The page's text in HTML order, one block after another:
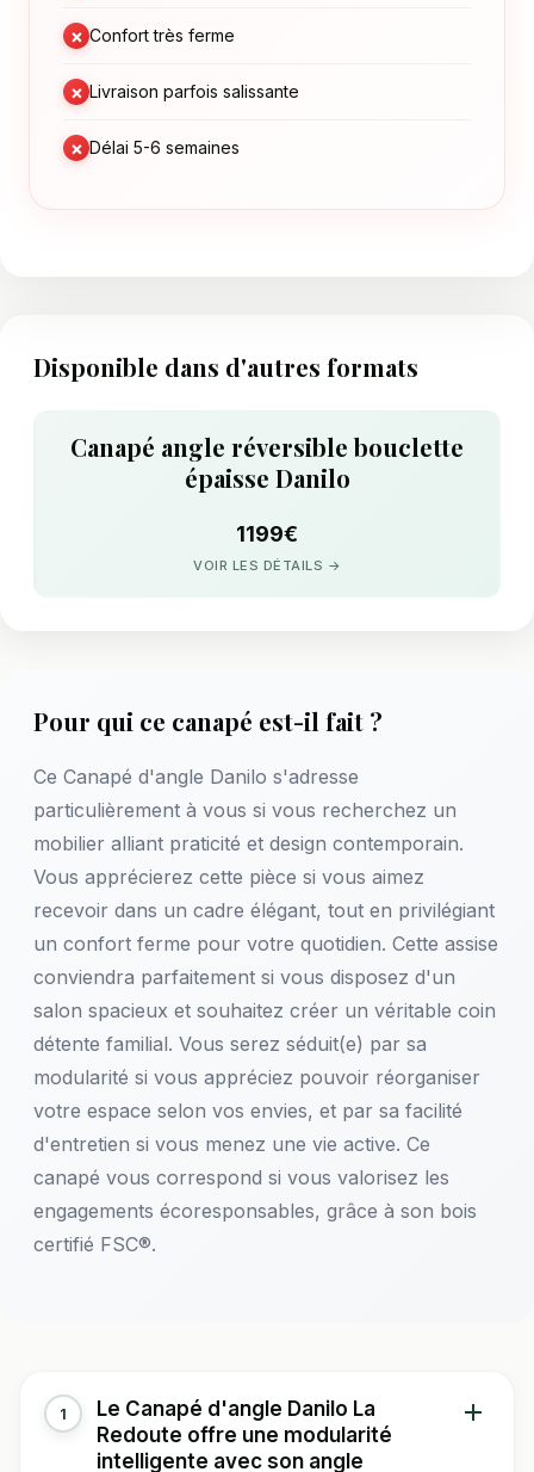
× Confort très ferme
× Livraison parfois salissante
× Délai 5-6 semaines
Disponible dans d'autres formats
Canapé angle réversible bouclette
épaisse Danilo
1199€
VOIR LES DÉTAILS →
Pour qui ce canapé est-il fait ?
Ce Canapé d'angle Danilo s'adresse
particulièrement à vous si vous recherchez un
mobilier alliant praticité et design contemporain.
Vous apprécierez cette pièce si vous aimez
recevoir dans un cadre élégant, tout en privilégiant
un confort ferme pour votre quotidien. Cette assise
conviendra parfaitement si vous disposez d'un
salon spacieux et souhaitez créer un véritable coin
détente familial. Vous serez séduit(e) par sa
modularité si vous appréciez pouvoir réorganiser
votre espace selon vos envies, et par sa facilité
d'entretien si vous menez une vie active. Ce
canapé vous correspond si vous valorisez les
engagements écoresponsables, grâce à son bois
certifié FSC®.
1
Le Canapé d'angle Danilo La
Redoute offre une modularité
intelligente avec son angle